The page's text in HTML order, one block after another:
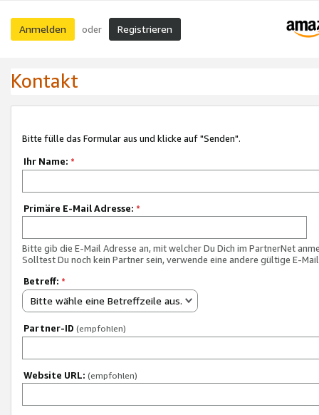
Anmelden oder Registrieren
Kontakt
Bitte fülle das Formular aus und klicke auf "Senden".
Ihr Name: *
Primäre E-Mail Adresse: *
Bitte gib die E-Mail Adresse an, mit welcher Du Dich im PartnerNet
Solltest Du noch kein Partner sein, verwende eine andere gültige E-
Betreff: *
Bitte wähle eine Betreffzeile aus.
Partner-ID (empfohlen)
Website URL: (empfohlen)